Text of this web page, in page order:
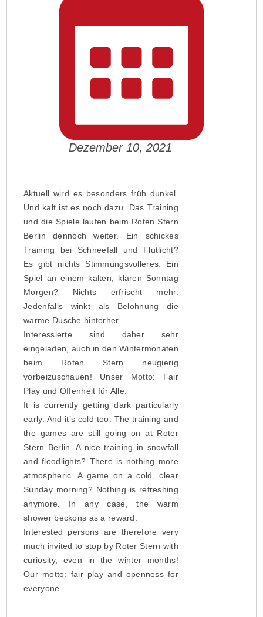
Dezember 10, 2021
Aktuell wird es besonders früh dunkel.
Und kalt ist es noch dazu. Das Training
und die Spiele laufen beim Roten Stern
Berlin dennoch weiter. Ein schickes
Training bei Schneefall und Flutlicht?
Es gibt nichts Stimmungsvolleres. Ein
Spiel an einem kalten, klaren Sonntag
Morgen? Nichts erfrischt mehr.
Jedenfalls winkt als Belohnung die
warme Dusche hinterher.
Interessierte sind daher sehr
eingeladen, auch in den Wintermonaten
beim Roten Stern neugierig
vorbeizuschauen! Unser Motto: Fair
Play und Offenheit für Alle.
It is currently getting dark particularly
early. And it’s cold too. The training and
the games are still going on at Roter
Stern Berlin. A nice training in snowfall
and floodlights? There is nothing more
atmospheric. A game on a cold, clear
Sunday morning? Nothing is refreshing
anymore. In any case, the warm
shower beckons as a reward.
Interested persons are therefore very
much invited to stop by Roter Stern with
curiosity, even in the winter months!
Our motto: fair play and openness for
everyone.